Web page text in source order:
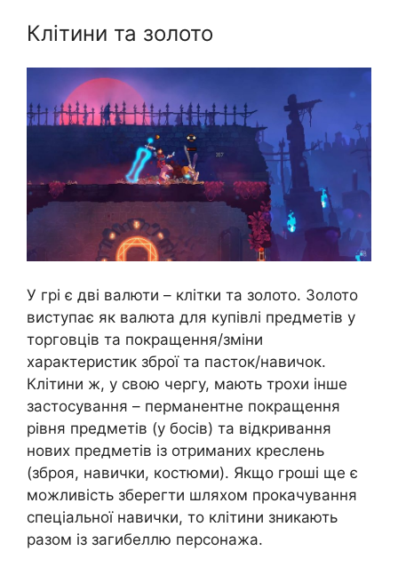
Клітини та золото
У грі є дві валюти – клітки та золото. Золото
виступає як валюта для купівлі предметів у
торговців та покращення/зміни
характеристик зброї та пасток/навичок.
Клітини ж, у свою чергу, мають трохи інше
застосування – перманентне покращення
рівня предметів (у босів) та відкривання
нових предметів із отриманих креслень
(зброя, навички, костюми). Якщо гроші ще є
можливість зберегти шляхом прокачування
спеціальної навички, то клітини зникають
разом із загибеллю персонажа.